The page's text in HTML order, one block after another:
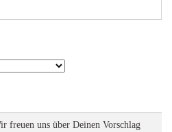
freuen uns über Deinen Vorschlag